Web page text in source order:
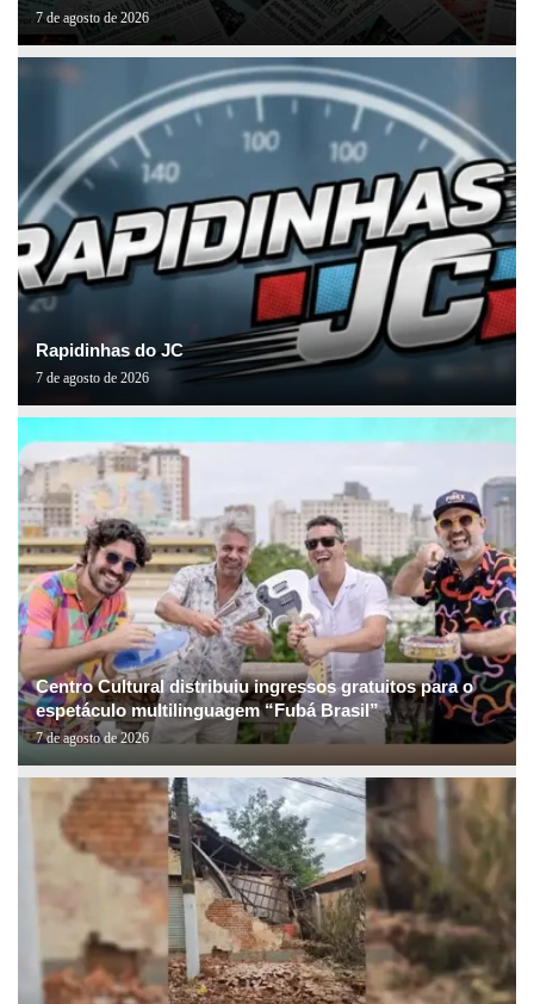
7 de agosto de 2026
Rapidinhas do JC
7 de agosto de 2026
Centro Cultural distribuiu ingressos gratuitos para o
espetáculo multilinguagem “Fubá Brasil”
7 de agosto de 2026